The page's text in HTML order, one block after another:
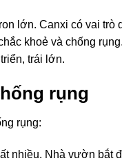
lớn. Canxi có vai trò
khoẻ và chống
trái lớn.
rụng
rụng:
nhiều. Nhà vườn bắt